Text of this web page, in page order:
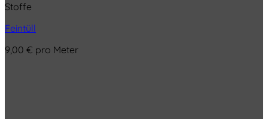
Stoffe
Feintüll
9,00 € pro Meter